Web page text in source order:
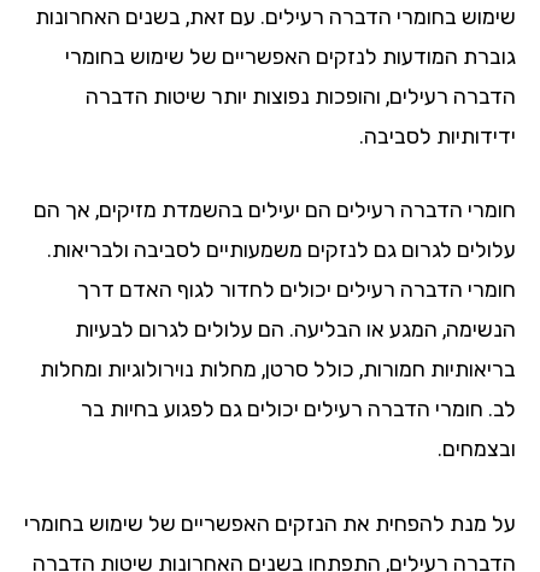
שימוש בחומרי הדברה רעילים. עם זאת, בשנים האחרונות
גוברת המודעות לנזקים האפשריים של שימוש בחומרי
הדברה רעילים, והופכות נפוצות יותר שיטות הדברה
ידידותיות לסביבה.
חומרי הדברה רעילים הם יעילים בהשמדת מזיקים, אך הם
עלולים לגרום גם לנזקים משמעותיים לסביבה ולבריאות.
חומרי הדברה רעילים יכולים לחדור לגוף האדם דרך
הנשימה, המגע או הבליעה. הם עלולים לגרום לבעיות
בריאותיות חמורות, כולל סרטן, מחלות נוירולוגיות ומחלות
לב. חומרי הדברה רעילים יכולים גם לפגוע בחיות בר
ובצמחים.
על מנת להפחית את הנזקים האפשריים של שימוש בחומרי
הדברה רעילים, התפתחו בשנים האחרונות שיטות הדברה